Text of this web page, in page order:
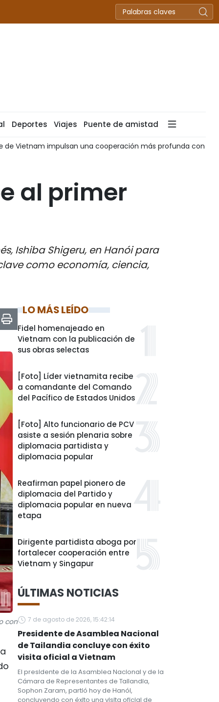
Deportes Viajes Puente de amistad
con Australia Vietnam y Tailandia profundizan
al primer
Ishiba Shigeru, en Hanói para
como economía, ciencia,
con
LO MÁS LEÍDO
Fidel homenajeado en
Vietnam con la publicación de
sus obras selectas
[Foto] Líder vietnamita recibe
a comandante del Comando
del Pacífico de Estados Unidos
[Foto] Alto funcionario de PCV
asiste a sesión plenaria sobre
diplomacia partidista y
diplomacia popular
Reafirman papel pionero de
diplomacia del Partido y
diplomacia popular en nueva
etapa
Dirigente partidista aboga por
fortalecer cooperación entre
Vietnam y Singapur
ÚLTIMAS NOTICIAS
7 de agosto de 2026, 15:42:14
Presidente de Asamblea Nacional
de Tailandia concluye con éxito
visita oficial a Vietnam
El presidente de la Asamblea Nacional y de la
Cámara de Representantes de Tailandia,
Sophon Zaram, partió hoy de Hanói,
concluyendo con éxito una visita oficial de